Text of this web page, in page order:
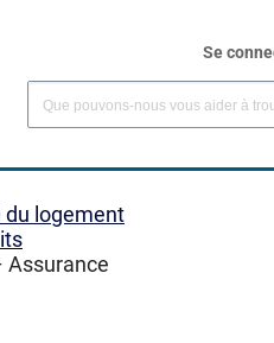
Se
du logement
Assurance